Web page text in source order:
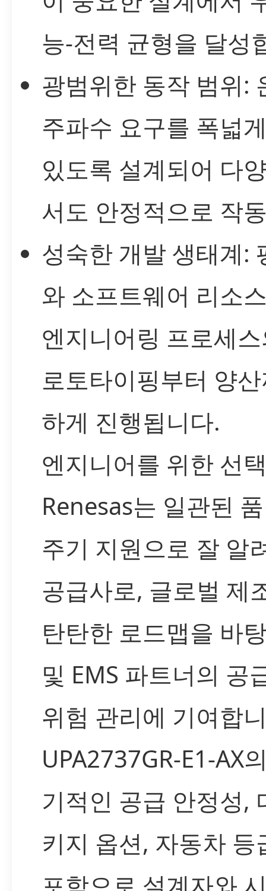
능-전력 균형을 달성
광범위한 동작 범위:
주파수 요구를 폭넓
있도록 설계되어 다
서도 안정적으로 작
성숙한 개발 생태계:
와 소프트웨어 리소
엔지니어링 프로세
로토타이핑부터 양
하게 진행됩니다.
엔지니어를 위한 선
Renesas는 일관된
주기 지원으로 잘 알
공급사로, 글로벌 제
탄탄한 로드맵을 바
및 EMS 파트너의 공
위험 관리에 기여합
UPA2737GR-E1-AX
기적인 공급 안정성,
키지 옵션, 자동차 등